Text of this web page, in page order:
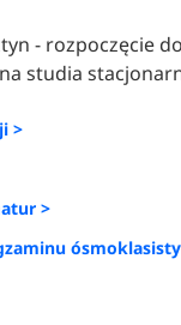
- rozpoczęcie
studia
>
>